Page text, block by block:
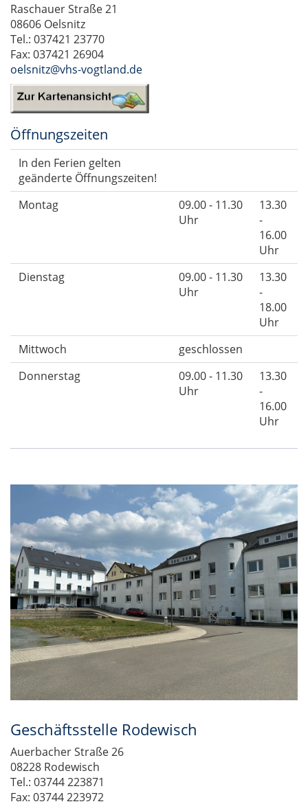
Raschauer Straße 21
08606 Oelsnitz
Tel.: 037421 23770
Fax: 037421 26904
oelsnitz@vhs-vogtland.de
Öffnungszeiten
In den Ferien gelten
geänderte Öffnungszeiten!
Montag
09.00 - 11.30
Uhr
13.30
-
16.00
Uhr
Dienstag
09.00 - 11.30
Uhr
13.30
-
18.00
Uhr
Mittwoch
geschlossen
Donnerstag
09.00 - 11.30
Uhr
13.30
-
16.00
Uhr
Geschäftsstelle Rodewisch
Auerbacher Straße 26
08228 Rodewisch
Tel.: 03744 223871
Fax: 03744 223972